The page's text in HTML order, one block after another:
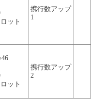
ット
携行数アップ
1
ット
携行数アップ
2